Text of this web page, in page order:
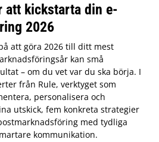
att kickstarta din e-
2026
att göra 2026 till ditt mest
kan små
– om du vet var du ska börja. I
från Rule, verktyget som
personalisera och
utskick, fem konkreta strategier
med tydliga
kommunikation.